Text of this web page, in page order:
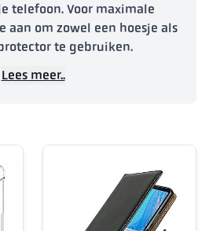
telefoon. Voor maximale
aan om zowel een hoesje als
te gebruiken.
Lees meer..